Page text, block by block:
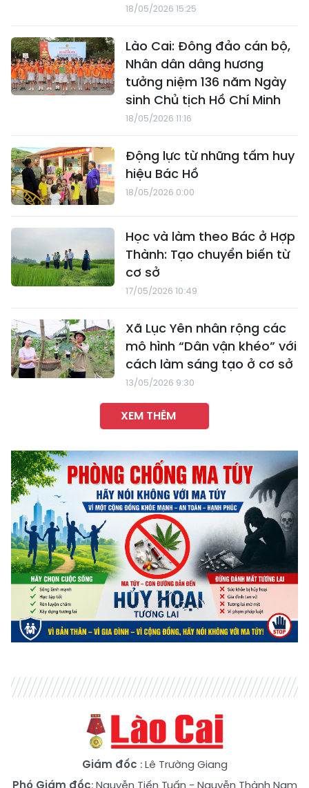
18/05/2026 15:25
Lào Cai: Đông đảo cán bộ,
Nhân dân dâng hương
tưởng niệm 136 năm Ngày
sinh Chủ tịch Hồ Chí Minh
18/05/2026 11:16
Động lực từ những tấm huy
hiệu Bác Hồ
18/05/2026 0:00
Học và làm theo Bác ở Hợp
Thành: Tạo chuyển biến từ
cơ sở
17/05/2026 10:49
Xã Lục Yên nhân rộng các
mô hình “Dân vận khéo” với
cách làm sáng tạo ở cơ sở
13/05/2026 9:30
XEM THÊM
Giám đốc : Lê Trường Giang
Phó Giám đốc:Nguyễn Tiến Tuấn - Nguyễn Thành Nam